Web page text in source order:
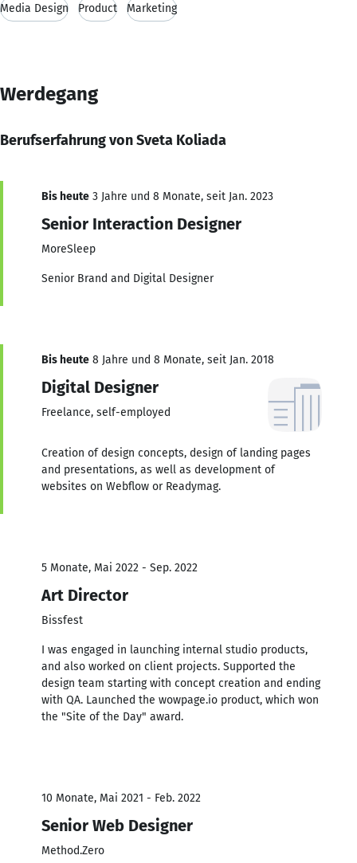
Media Design Product Marketing
Werdegang
Berufserfahrung von Sveta Koliada
Bis heute 3 Jahre und 8 Monate, seit Jan. 2023
Senior Interaction Designer
MoreSleep
Senior Brand and Digital Designer
Bis heute 8 Jahre und 8 Monate, seit Jan. 2018
Digital Designer
Freelance, self-employed
Creation of design concepts, design of landing pages
and presentations, as well as development of
websites on Webflow or Readymag.
5 Monate, Mai 2022 - Sep. 2022
Art Director
Bissfest
I was engaged in launching internal studio products,
and also worked on client projects. Supported the
design team starting with concept creation and ending
with QA. Launched the wowpage.io product, which won
the "Site of the Day" award.
10 Monate, Mai 2021 - Feb. 2022
Senior Web Designer
Method.Zero